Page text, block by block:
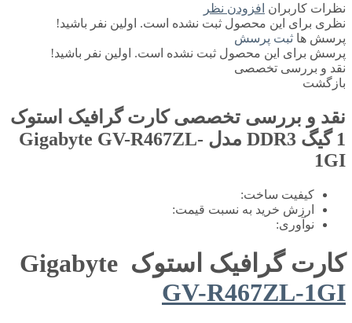
نظرات کاربران افزودن نظر
نظری برای این محصول ثبت نشده است. اولین نفر باشید!
پرسش ها ثبت پرسش
پرسش برای این محصول ثبت نشده است. اولین نفر باشید!
نقد و بررسی تخصصی
بازگشت
نقد و بررسی تخصصیکارت گرافیک استوک
1 گیگ DDR3 مدل Gigabyte GV-R467ZL-
1GI
کیفیت ساخت:
ارزش خرید به نسبت قیمت:
نوآوری:
کارت گرافیک استوک Gigabyte
GV-R467ZL-1GI